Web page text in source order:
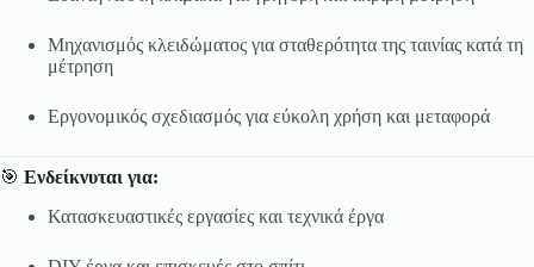
Μηχανισμός κλειδώματος για σταθερότητα της ταινίας κατά τη
μέτρηση
Εργονομικός σχεδιασμός για εύκολη χρήση και μεταφορά
🎯 Ενδείκνυται για:
Κατασκευαστικές εργασίες και τεχνικά έργα